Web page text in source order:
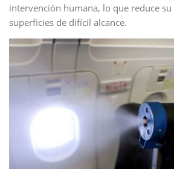
intervención humana, lo que reduce su
superficies de difícil alcance.